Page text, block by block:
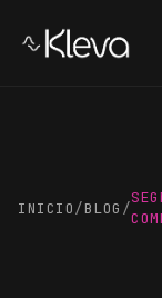
INICIO/BLOG /